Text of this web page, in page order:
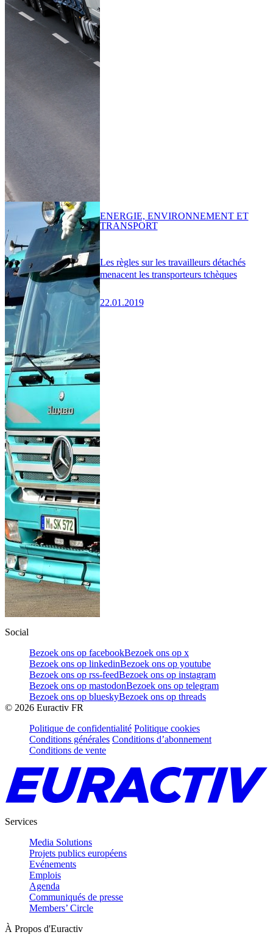
Les règles sur les travailleurs détachés
menacent les transporteurs tchèques
22.01.2019
ENERGIE, ENVIRONNEMENT ET
TRANSPORT
Social
Bezoek ons op facebookBezoek ons op x
Bezoek ons op linkedinBezoek ons op youtube
Bezoek ons op rss-feedBezoek ons op instagram
Bezoek ons op mastodonBezoek ons op telegram
Bezoek ons op blueskyBezoek ons op threads
© 2026 Euractiv FR
Politique de confidentialité Politique cookies
Conditions générales Conditions d’abonnement
Conditions de vente
Services
Media Solutions
Projets publics européens
Evénements
Emplois
Agenda
Communiqués de presse
Members’ Circle
À Propos d'Euractiv